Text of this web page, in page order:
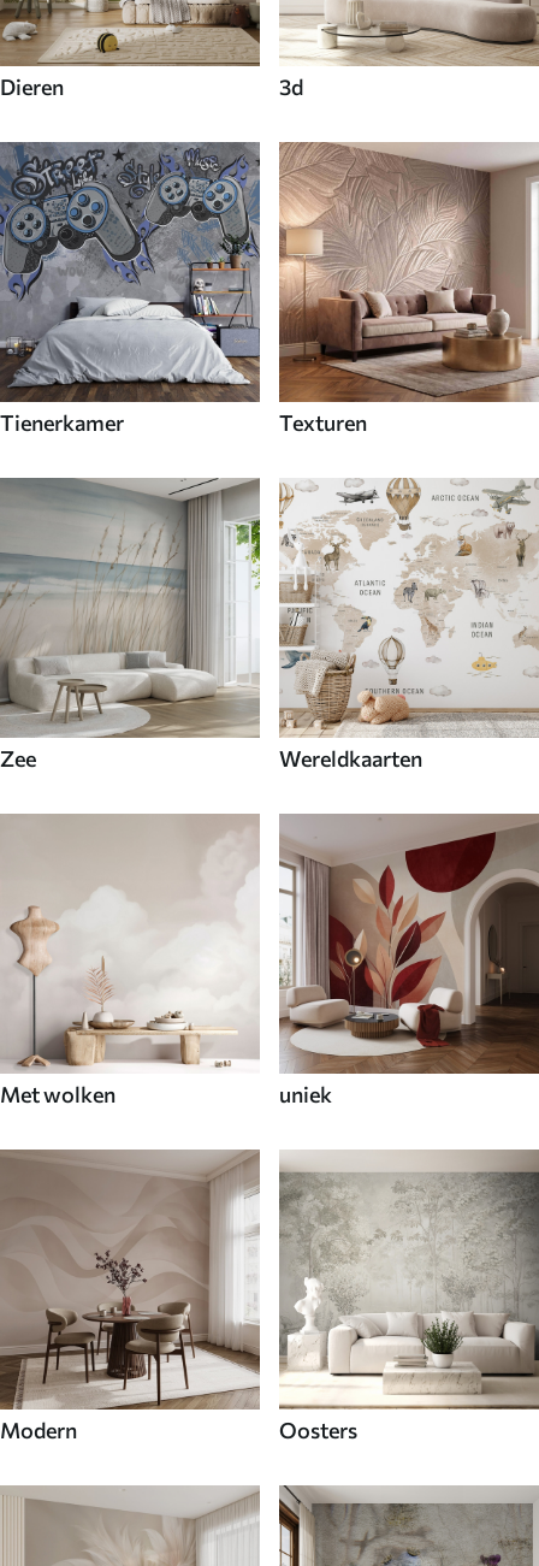
Dieren 3d
Tienerkamer Texturen
Zee Wereldkaarten
Met wolken uniek
Modern Oosters